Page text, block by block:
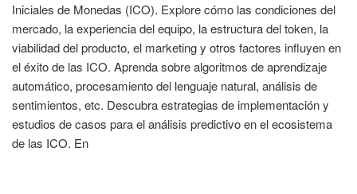
Iniciales de Monedas (ICO). Explore cómo las condiciones del
mercado, la experiencia del equipo, la estructura del token, la
viabilidad del producto, el marketing y otros factores influyen en
el éxito de las ICO. Aprenda sobre algoritmos de aprendizaje
automático, procesamiento del lenguaje natural, análisis de
sentimientos, etc. Descubra estrategias de implementación y
estudios de casos para el análisis predictivo en el ecosistema
de las ICO. En